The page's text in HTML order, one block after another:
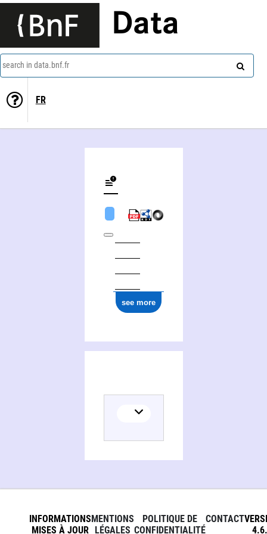
Data
search in data.bnf.fr
FR
see more
INFORMATIONS
MISES À JOUR
MENTIONS
LÉGALES
POLITIQUE DE
CONFIDENTIALITÉ
CONTACT